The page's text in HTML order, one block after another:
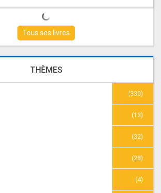
Tous ses livres
THÈMES
(330)
(13)
(32)
(28)
(4)